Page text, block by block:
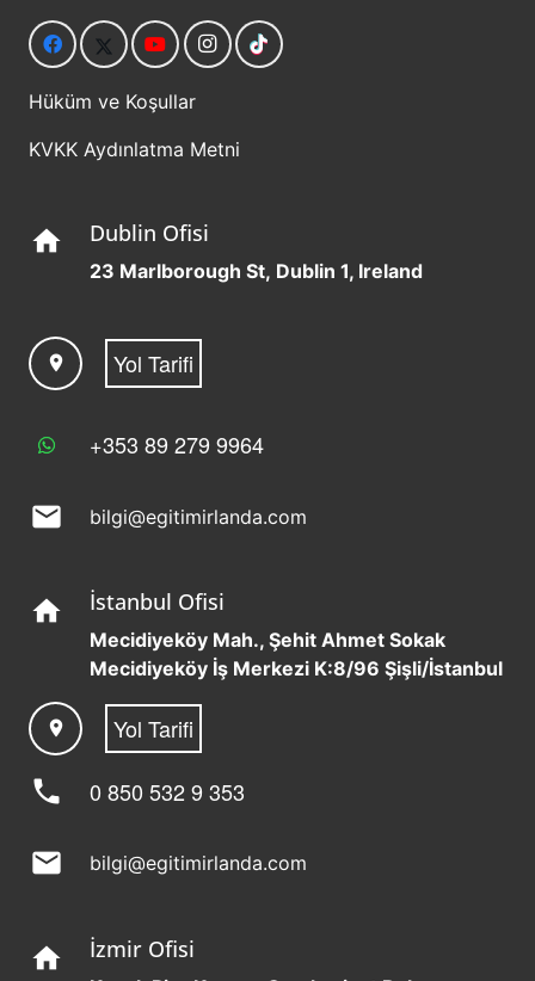
Hüküm ve Koşullar
KVKK Aydınlatma Metni
home Dublin Ofisi
23 Marlborough St, Dublin 1, Ireland
location_on Yol Tarifi
+353 89 279 9964
mail bilgi@egitimirlanda.com
home İstanbul Ofisi
Mecidiyeköy Mah., Şehit Ahmet Sokak
Mecidiyeköy İş Merkezi K:8/96 Şişli/İstanbul
location_on Yol Tarifi
phone 0 850 532 9 353
mail bilgi@egitimirlanda.com
home İzmir Ofisi